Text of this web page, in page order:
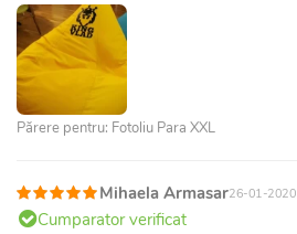
Părere pentru: Fotoliu Para XXL
Mihaela Armasar26-01-2020
Cumparator verificat